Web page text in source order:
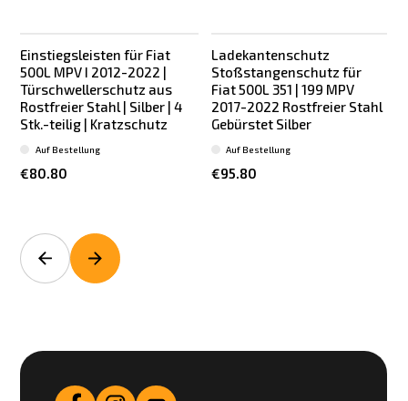
Einstiegsleisten für Fiat
500L MPV I 2012-2022 |
Türschwellerschutz aus
Rostfreier Stahl | Silber | 4
Stk.-teilig | Kratzschutz
€80.80
Auf Bestellung
Ladekantenschutz
Stoßstangenschutz für
Fiat 500L 351 | 199 MPV
2017-2022 Rostfreier Stahl
Gebürstet Silber
€95.80
Auf Bestellung